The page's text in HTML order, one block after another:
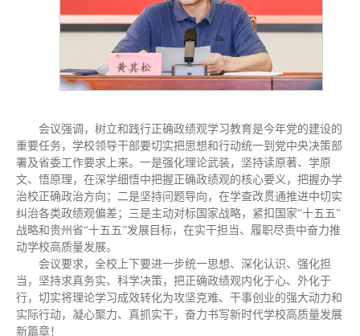
会议强调，树立和践行正确政绩观学习教育是今年党的建设的
重要任务，学校领导干部要切实把思想和行动统一到党中央决策部
署及省委工作要求上来。一是强化理论武装，坚持读原著、学原
文、悟原理，在深学细悟中把握正确政绩观的核心要义，把握办学
治校正确政治方向；二是坚持问题导向，在学查改贯通推进中切实
纠治各类政绩观偏差；三是主动对标国家战略，紧扣国家“十五五”
战略和贵州省“十五五”发展目标，在实干担当、履职尽责中奋力推
动学校高质量发展。
会议要求，全校上下要进一步统一思想、深化认识、强化担
当，坚持求真务实、科学决策，把正确政绩观内化于心、外化于
行，切实将理论学习成效转化为攻坚克难、干事创业的强大动力和
实际行动，凝心聚力、真抓实干，奋力书写新时代学校高质量发展
新篇章！